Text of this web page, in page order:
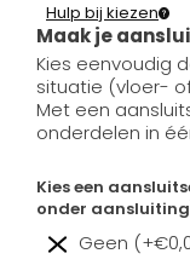
Maak je
Hulp bij kiezen
Kies eenvoudig
situatie (vloer-
Met een
onderdelen in
Kies een
onder
Geen